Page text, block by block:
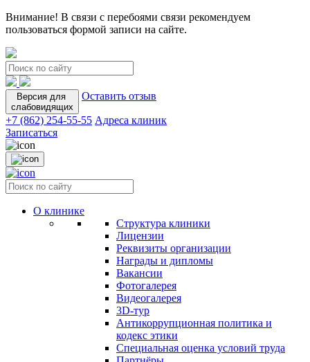
Внимание! В связи с перебоями связи рекомендуем
пользоваться формой записи на сайте.
Версия для
слабовидящих
Оставить отзыв
+7 (862) 254-55-55 Адреса клиник
Записаться
О клинике
Структура клиники
Лицензии
Реквизиты организации
Награды и дипломы
Вакансии
Фотогалерея
Видеогалерея
3D-тур
Антикоррупционная политика и
кодекс этики
Специальная оценка условий труда